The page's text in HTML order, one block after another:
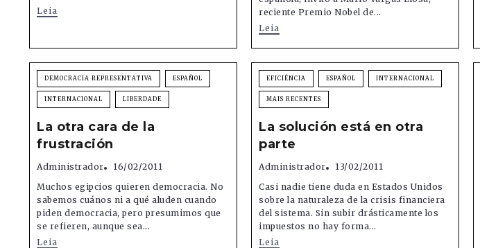
Leia
reciente Premio Nobel de...
Leia
DEMOCRACIA REPRESENTATIVA ESPAÑOL
INTERNACIONAL LIBERDADE
La otra cara de la
frustración
Administrador
16/02/2011
Muchos egipcios quieren democracia. No
sabemos cuános ni a qué aluden cuando
piden democracia, pero presumimos que
se refieren, aunque sea...
Leia
EFICIÊNCIA ESPAÑOL INTERNACIONAL
MAIS RECENTES
La solución está en otra
parte
Administrador
13/02/2011
Casi nadie tiene duda en Estados Unidos
sobre la naturaleza de la crisis financiera
del sistema. Sin subir drásticamente los
impuestos no hay forma...
Leia